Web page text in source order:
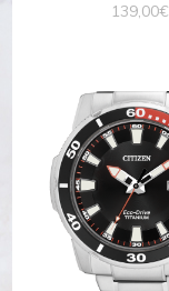
139,00€